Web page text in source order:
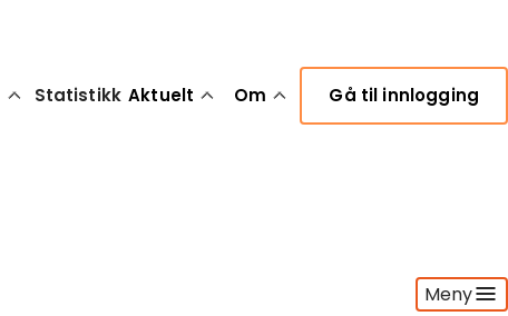
Statistikk Aktuelt Om Gå til innlogging
Meny